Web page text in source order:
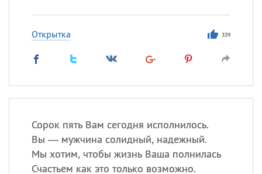
Открытка 339
Сорок пять Вам сегодня исполнилось.
Вы — мужчина солидный, надежный.
Мы хотим, чтобы жизнь Ваша полнилась
Счастьем как это только возможно.